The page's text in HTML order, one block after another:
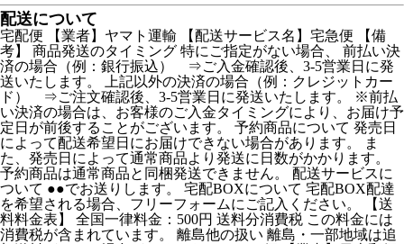
配送について
宅配便 【業者】ヤマト運輸 【配送サービス名】宅急便 【備
考】 商品発送のタイミング 特にご指定がない場合、 前払い決
済の場合（例：銀行振込） ⇒ご入金確認後、3-5営業日に発
送いたします。 上記以外の決済の場合（例：クレジットカー
ド） ⇒ご注文確認後、3-5営業日に発送いたします。 ※前払
い決済の場合は、お客様のご入金タイミングにより、お届け予
定日が前後することがございます。 予約商品について 発売日
によって配送希望日にお届けできない場合があります。 ま
た、発売日によって通常商品より発送に日数がかかります。
予約商品は通常商品と同梱発送できません。 配送サービスに
ついて ●●でお送りします。 宅配BOXについて 宅配BOX配達
を希望される場合、フリーフォームにご記入ください。 【送
料料金表】 全国一律料金：500円 送料分消費税 この料金には
消費税が含まれています。 離島他の扱い 離島・一部地域は追